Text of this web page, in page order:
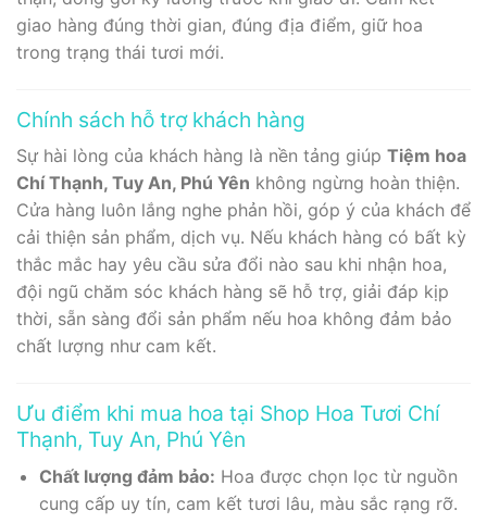
giao hàng đúng thời gian, đúng địa điểm, giữ hoa
trong trạng thái tươi mới.
Chính sách hỗ trợ khách hàng
Sự hài lòng của khách hàng là nền tảng giúp Tiệm hoa
Chí Thạnh, Tuy An, Phú Yên không ngừng hoàn thiện.
Cửa hàng luôn lắng nghe phản hồi, góp ý của khách để
cải thiện sản phẩm, dịch vụ. Nếu khách hàng có bất kỳ
thắc mắc hay yêu cầu sửa đổi nào sau khi nhận hoa,
đội ngũ chăm sóc khách hàng sẽ hỗ trợ, giải đáp kịp
thời, sẵn sàng đổi sản phẩm nếu hoa không đảm bảo
chất lượng như cam kết.
Ưu điểm khi mua hoa tại Shop Hoa Tươi Chí
Thạnh, Tuy An, Phú Yên
Chất lượng đảm bảo: Hoa được chọn lọc từ nguồn
cung cấp uy tín, cam kết tươi lâu, màu sắc rạng rỡ.